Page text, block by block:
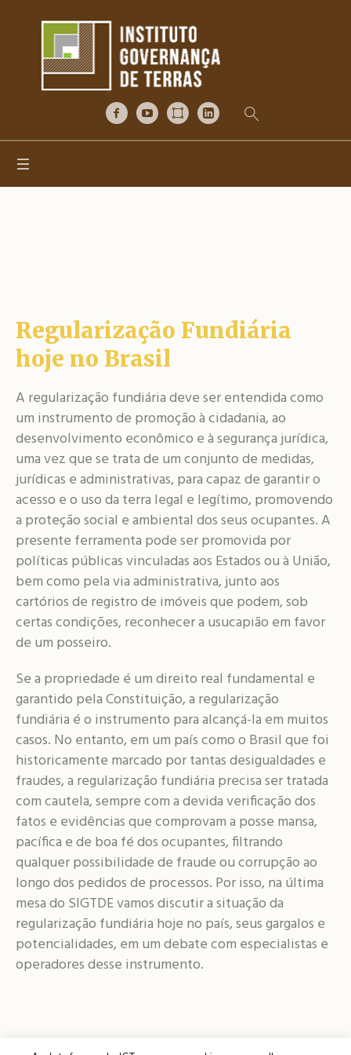
Regularização Fundiária
hoje no Brasil
A regularização fundiária deve ser entendida como
um instrumento de promoção à cidadania, ao
desenvolvimento econômico e à segurança jurídica,
uma vez que se trata de um conjunto de medidas,
jurídicas e administrativas, para capaz de garantir o
acesso e o uso da terra legal e legítimo, promovendo
a proteção social e ambiental dos seus ocupantes. A
presente ferramenta pode ser promovida por
políticas públicas vinculadas aos Estados ou à União,
bem como pela via administrativa, junto aos
cartórios de registro de imóveis que podem, sob
certas condições, reconhecer a usucapião em favor
de um posseiro.
Se a propriedade é um direito real fundamental e
garantido pela Constituição, a regularização
fundiária é o instrumento para alcançá-la em muitos
casos. No entanto, em um país como o Brasil que foi
historicamente marcado por tantas desigualdades e
fraudes, a regularização fundiária precisa ser tratada
com cautela, sempre com a devida verificação dos
fatos e evidências que comprovam a posse mansa,
pacífica e de boa fé dos ocupantes, filtrando
qualquer possibilidade de fraude ou corrupção ao
longo dos pedidos de processos. Por isso, na última
mesa do SIGTDE vamos discutir a situação da
regularização fundiária hoje no país, seus gargalos e
potencialidades, em um debate com especialistas e
operadores desse instrumento.